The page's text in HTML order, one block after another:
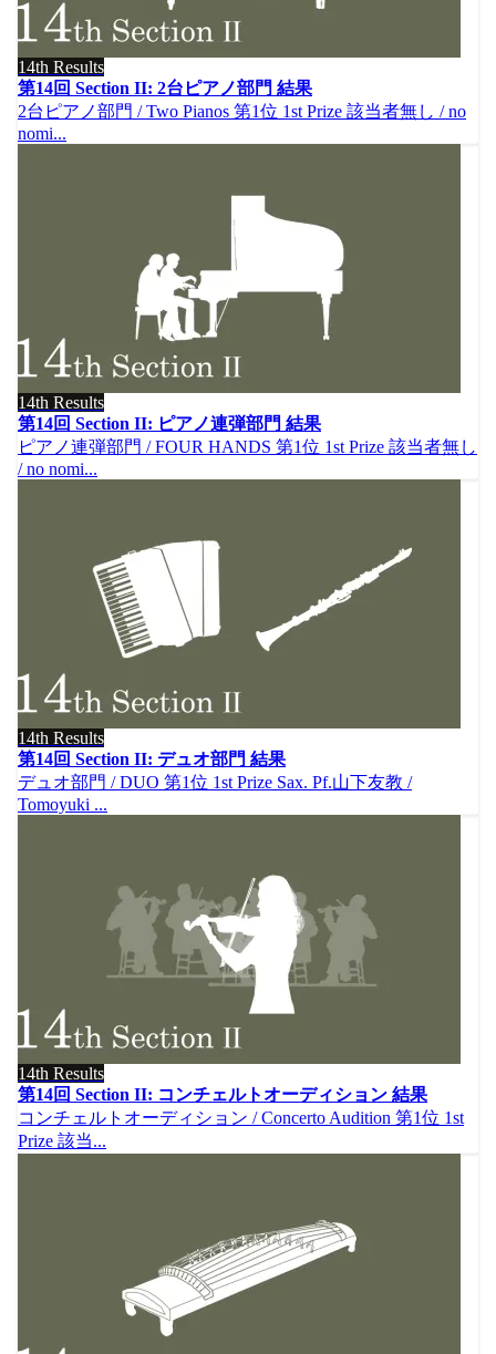
14th Results
第14回 Section II: 2台ピアノ部門 結果
2台ピアノ部門 / Two Pianos 第1位 1st Prize 該当者無し / no
nomi...
14th Results
第14回 Section II: ピアノ連弾部門 結果
ピアノ連弾部門 / FOUR HANDS 第1位 1st Prize 該当者無し
/ no nomi...
14th Results
第14回 Section II: デュオ部門 結果
デュオ部門 / DUO 第1位 1st Prize Sax. Pf.山下友教 /
Tomoyuki ...
14th Results
第14回 Section II: コンチェルトオーディション 結果
コンチェルトオーディション / Concerto Audition 第1位 1st
Prize 該当...